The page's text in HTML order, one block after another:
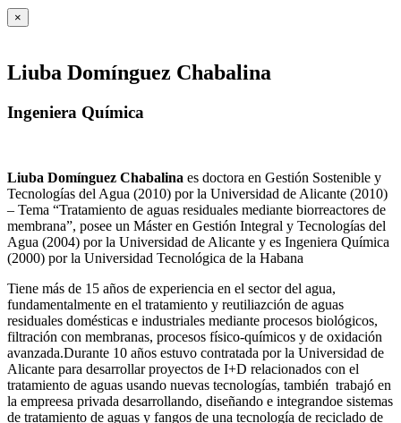
×
Liuba Domínguez Chabalina
Ingeniera Química
Liuba Domínguez Chabalina es doctora en Gestión Sostenible y
Tecnologías del Agua (2010) por la Universidad de Alicante (2010)
– Tema “Tratamiento de aguas residuales mediante biorreactores de
membrana”, posee un Máster en Gestión Integral y Tecnologías del
Agua (2004) por la Universidad de Alicante y es Ingeniera Química
(2000) por la Universidad Tecnológica de la Habana
Tiene más de 15 años de experiencia en el sector del agua,
fundamentalmente en el tratamiento y reutiliazción de aguas
residuales domésticas e industriales mediante procesos biológicos,
filtración con membranas, procesos físico-químicos y de oxidación
avanzada.Durante 10 años estuvo contratada por la Universidad de
Alicante para desarrollar proyectos de I+D relacionados con el
tratamiento de aguas usando nuevas tecnologías, también trabajó en
la empreesa privada desarrollando, diseñando e integrandoe sistemas
de tratamiento de aguas y fangos de una tecnología de reciclado de